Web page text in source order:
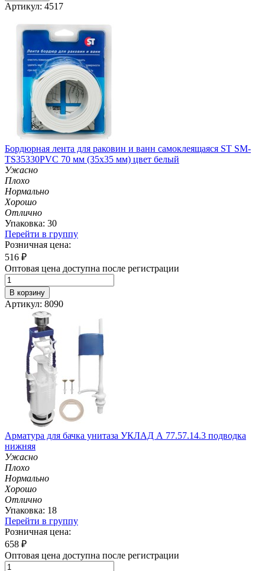
Артикул: 4517
Бордюрная лента для раковин и ванн самоклеящаяся ST SM-
TS35330PVC 70 мм (35х35 мм) цвет белый
Ужасно
Плохо
Нормально
Хорошо
Отлично
Упаковка: 30
Перейти в группу
Розничная цена:
516 ₽
Оптовая цена доступна после регистрации
В корзину
Артикул: 8090
Арматура для бачка унитаза УКЛАД А 77.57.14.3 подводка
нижняя
Ужасно
Плохо
Нормально
Хорошо
Отлично
Упаковка: 18
Перейти в группу
Розничная цена:
658 ₽
Оптовая цена доступна после регистрации